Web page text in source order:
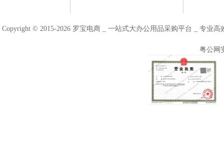
Copyright © 2015-2026 罗宝电商 _ 一站式大办公用品采购平台 _ 专业
粤公网